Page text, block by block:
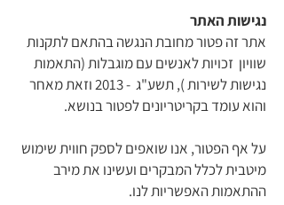
נגישות האתר
אתר זה פטור מחובת הנגשה בהתאם לתקנות
שוויון זכויות לאנשים עם מוגבלות (התאמות
נגישות לשירות ), תשע"ג - 2013 וזאת מאחר
והוא עומד בקריטריונים לפטור בנושא.
על אף הפטור, אנו שואפים לספק חווית שימוש
מיטבית לכלל המבקרים ועשינו את מירב
ההתאמות האפשריות לנו.